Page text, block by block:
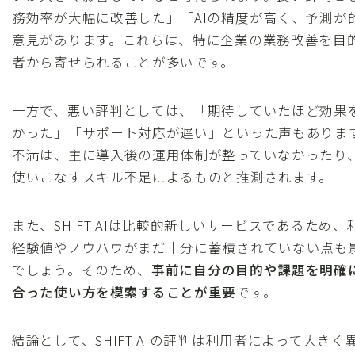
務効率が大幅に改善した」「AIの精度が高く、予測が
意見があります。これらは、特に企業の業務改善を目
者から寄せられることが多いです。
一方で、悪い評判としては、「期待していたほど効果
かった」「サポート対応が遅い」といった声もありま
不満は、主に導入後の運用体制が整っていなかったり
使いこなすスキル不足によるものと推測されます。
また、SHIFT AIは比較的新しいサービスであるため、
経験値やノウハウがまだ十分に蓄積されていない点も
でしょう。そのため、 事前に自分の目的や課題を明確
合った使い方を模索することが重要です。
結論として、SHIFT AIの評判は利用者によって大きく